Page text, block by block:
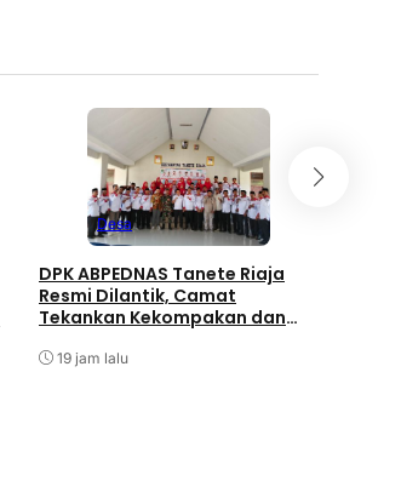
Desa
DPK ABPEDNAS Tanete Riaja
Resmi Dilantik, Camat
Tekankan Kekompakan dan
19 jam lalu